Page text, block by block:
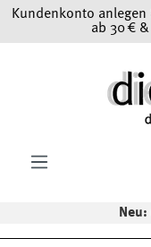
Zum Hauptinhalt
Kundenkonto
ab 30 €